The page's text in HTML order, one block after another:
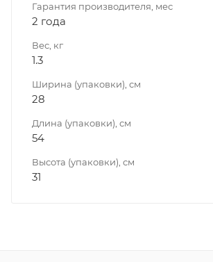
Гарантия производителя, мес
2 года
Вес, кг
1.3
Ширина (упаковки), см
28
Длина (упаковки), см
54
Высота (упаковки), см
31